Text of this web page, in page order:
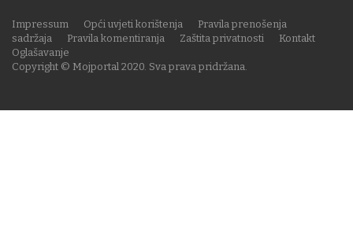
Copyright © Mojportal 2020. Sva prava pridržana.
Impressum Opći uvjeti korištenja
Pravila prenošenja
sadržaja
Pravila komentiranja Zaštita privatnosti
Kontakt
Oglašavanje